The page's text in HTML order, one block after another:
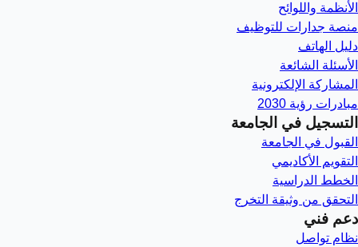
الأنظمة واللوائح
منصة جدارات للتوظيف
دليل الهاتف
الأسئلة الشائعة
المشاركة الإلكترونية
مبادرات رؤية 2030
التسجيل في الجامعة
القبول في الجامعة
التقويم الأكاديمي
الخطط الدراسية
التحقق من وثيقة التخرج
دعم فني
نظام تواصل